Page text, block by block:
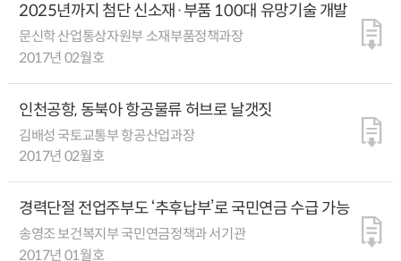
2025년까지 첨단 신소재·부품 100대 유망기술 개발
문신학 산업통상자원부 소재부품정책과장
2017년 02월호
인천공항, 동북아 항공물류 허브로 날갯짓
김배성 국토교통부 항공산업과장
2017년 02월호
경력단절 전업주부도 ‘추후납부’로 국민연금 수급 가능
송영조 보건복지부 국민연금정책과 서기관
2017년 01월호